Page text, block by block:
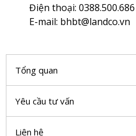
Tổng quan
Yêu cầu tư vấn
Liên hệ
Điện thoại: 0388.500.686
E-mail: bhbt@landco.vn